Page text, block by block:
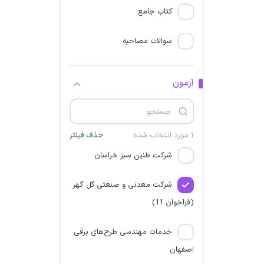
کتاب جامع
سوالات مصاحبه
آزمون
۱ مورد انتخاب شده حذف فیلتر
زرین بهشاد سینا
شرکت فنی خدماتی بافت ستاره
گروه صنعتی بارز
شرکت نفت و گاز زاگرس جنوبی
شرکت طنین سبز خراسان
شرکت معدنی و صنعتی گل گهر
(فراخوان 11)
خدمات مهندسی طرح‌های برقی
اصفهان